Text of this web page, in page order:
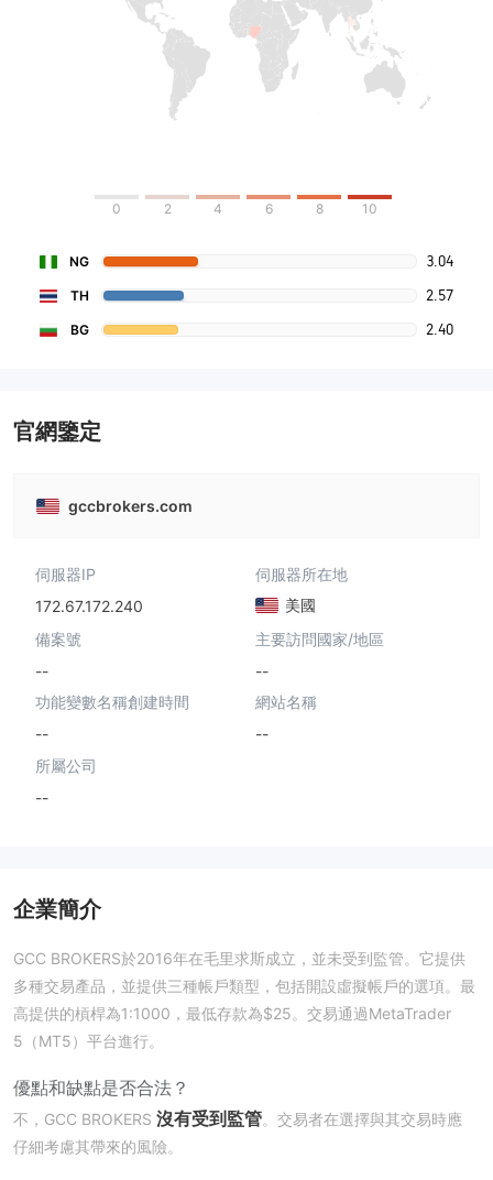
0 2 4 6 8 10
NG 3.04
TH 2.57
BG 2.40
官網鑒定
gccbrokers.com
伺服器IP
172.67.172.240
伺服器所在地
美國
備案號
--
主要訪問國家/地區
--
功能變數名稱創建時間
--
網站名稱
--
所屬公司
--
企業簡介
GCC BROKERS於2016年在毛里求斯成立，並未受到監管。它提供
多種交易產品，並提供三種帳戶類型，包括開設虛擬帳戶的選項。最
高提供的槓桿為1:1000，最低存款為$25。交易通過MetaTrader
5（MT5）平台進行。
優點和缺點是否合法？
不，GCC BROKERS 沒有受到監管。交易者在選擇與其交易時應
仔細考慮其帶來的風險。